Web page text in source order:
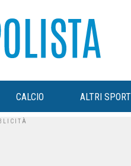
CALCIO ALTRI SPORT